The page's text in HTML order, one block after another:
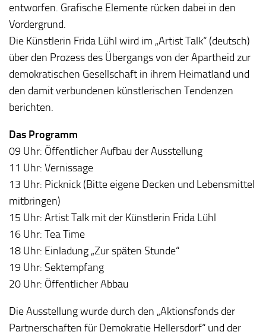
entworfen. Grafische Elemente rücken dabei in den
Vordergrund.
Die Künstlerin Frida Lühl wird im „Artist Talk“ (deutsch)
über den Prozess des Übergangs von der Apartheid zur
demokratischen Gesellschaft in ihrem Heimatland und
den damit verbundenen künstlerischen Tendenzen
berichten.
Das Programm
09 Uhr: Öffentlicher Aufbau der Ausstellung
11 Uhr: Vernissage
13 Uhr: Picknick (Bitte eigene Decken und Lebensmittel
mitbringen)
15 Uhr: Artist Talk mit der Künstlerin Frida Lühl
16 Uhr: Tea Time
18 Uhr: Einladung „Zur späten Stunde“
19 Uhr: Sektempfang
20 Uhr: Öffentlicher Abbau
Die Ausstellung wurde durch den „Aktionsfonds der
Partnerschaften für Demokratie Hellersdorf“ und der